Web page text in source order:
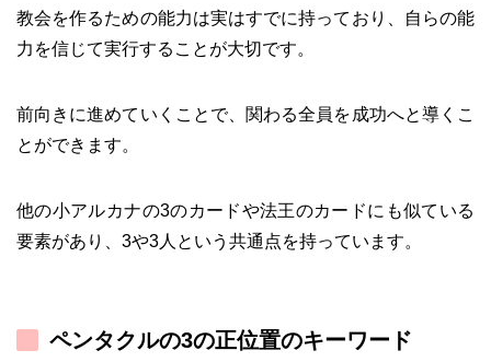
教会を作るための能力は実はすでに持っており、自らの能
力を信じて実行することが大切です。
前向きに進めていくことで、関わる全員を成功へと導くこ
とができます。
他の小アルカナの3のカードや法王のカードにも似ている
要素があり、3や3人という共通点を持っています。
ペンタクルの3の正位置のキーワード